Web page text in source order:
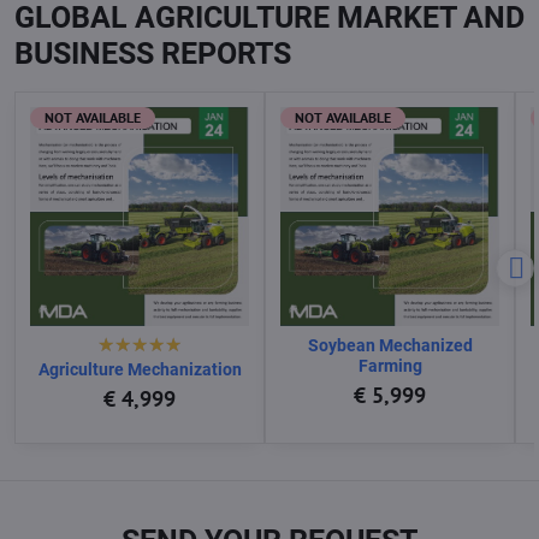
GLOBAL AGRICULTURE MARKET AND
BUSINESS REPORTS
NOT AVAILABLE
Agriculture Mechanization
€ 4,999
NOT AVAILABLE
Soybean Mechanized
Farming
€ 5,999